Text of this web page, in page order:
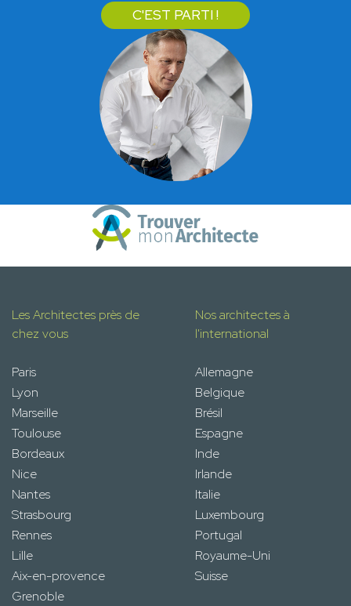
C'EST PARTI !
Les Architectes près de
chez vous
Paris
Lyon
Marseille
Toulouse
Bordeaux
Nice
Nantes
Strasbourg
Rennes
Lille
Aix-en-provence
Grenoble
Nos architectes à
l'international
Allemagne
Belgique
Brésil
Espagne
Inde
Irlande
Italie
Luxembourg
Portugal
Royaume-Uni
Suisse